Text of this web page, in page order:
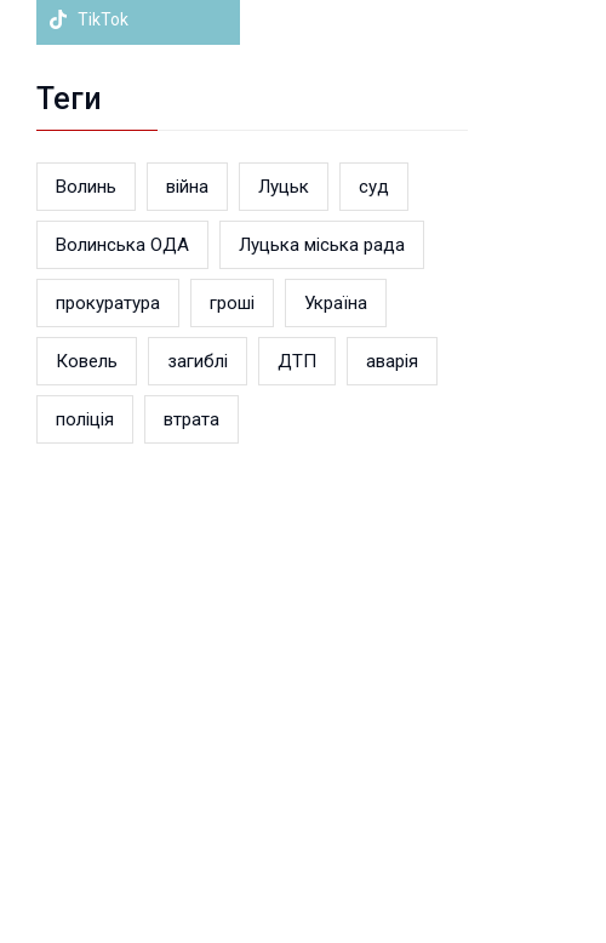
TikTok
Теги
Волинь війна Луцьк суд
Волинська ОДА Луцька міська рада
прокуратура гроші Україна
Ковель загиблі ДТП аварія
поліція втрата